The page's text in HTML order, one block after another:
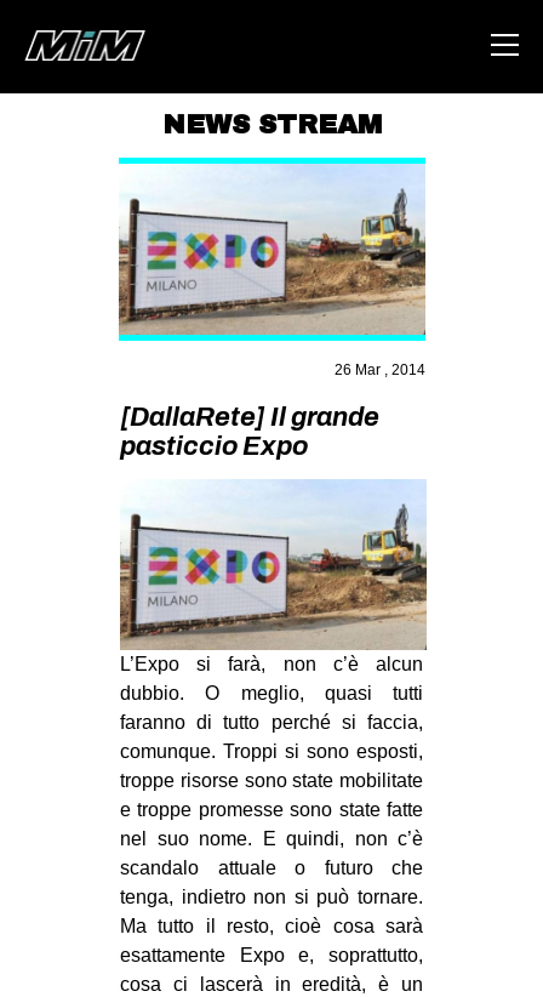
AREA
DEGENERAZIONE
GAZA FREESTYLE
MSM
MILANO
MOBILITAZIONI
SPAZI
SPORT POPOLARE
MOVIMENTI
AMBIENTE
ANTIFASCISMO
DIRITTO ALL’ABITARE
GENERI
MIGRAZIONI
PRECARIATO
NEWS STREAM
26 Mar , 2014
[DallaRete] Il grande
pasticcio Expo
L’Expo si farà, non c’è alcun
dubbio. O meglio, quasi tutti
faranno di tutto perché si faccia,
comunque. Troppi si sono esposti,
troppe risorse sono state mobilitate
e troppe promesse sono state fatte
nel suo nome. E quindi, non c’è
scandalo attuale o futuro che
tenga, indietro non si può tornare.
Ma tutto il resto, cioè cosa sarà
esattamente Expo e, soprattutto,
cosa ci lascerà in eredità, è un